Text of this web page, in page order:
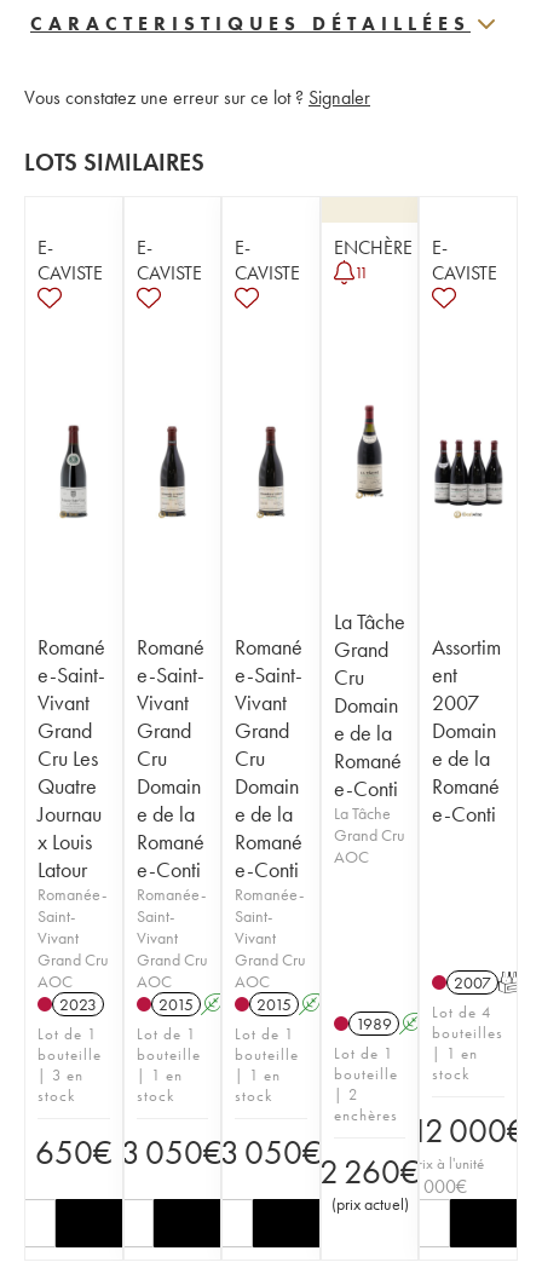
CARACTERISTIQUES DÉTAILLÉES
Vous constatez une erreur sur ce lot ? Signaler
LOTS SIMILAIRES
E-
CAVISTE
Romané
e-Saint-
Vivant
Grand
Cru Les
Quatre
Journau
x Louis
Latour
Romanée-
Saint-
Vivant
Grand Cru
AOC
2023
Lot de 1
bouteille
| 3 en
stock
650€
E-
CAVISTE
Romané
e-Saint-
Vivant
Grand
Cru
Domain
e de la
Romané
e-Conti
Romanée-
Saint-
Vivant
Grand Cru
AOC
2015 A
Lot de 1
bouteille
| 1 en
stock
3 050€
E-
CAVISTE
Romané
e-Saint-
Vivant
Grand
Cru
Domain
e de la
Romané
e-Conti
Romanée-
Saint-
Vivant
Grand Cru
AOC
2015 A
Lot de 1
bouteille
| 1 en
stock
3 050€
ENCHÈRE
11
La Tâche
Grand
Cru
Domain
e de la
Romané
e-Conti
La Tâche
Grand Cru
AOC
1989 A
Lot de 1
bouteille
| 2
enchères
2 260€
(prix actuel)
E-
CAVISTE
Assortim
ent
2007
Domain
e de la
Romané
e-Conti
2007 T
Lot de 4
bouteilles
| 1 en
stock
12 000€
Prix à l'unité
3 000€